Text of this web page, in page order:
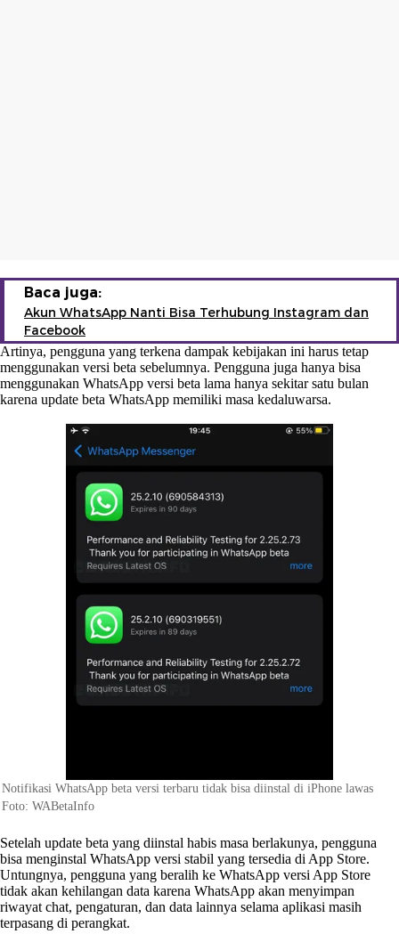
Baca juga:
Akun WhatsApp Nanti Bisa Terhubung Instagram dan
Facebook
Artinya, pengguna yang terkena dampak kebijakan ini harus tetap
menggunakan versi beta sebelumnya. Pengguna juga hanya bisa
menggunakan WhatsApp versi beta lama hanya sekitar satu bulan
karena update beta WhatsApp memiliki masa kedaluwarsa.
Notifikasi WhatsApp beta versi terbaru tidak bisa diinstal di iPhone lawas
Foto: WABetaInfo
Setelah update beta yang diinstal habis masa berlakunya, pengguna
bisa menginstal WhatsApp versi stabil yang tersedia di App Store.
Untungnya, pengguna yang beralih ke WhatsApp versi App Store
tidak akan kehilangan data karena WhatsApp akan menyimpan
riwayat chat, pengaturan, dan data lainnya selama aplikasi masih
terpasang di perangkat.